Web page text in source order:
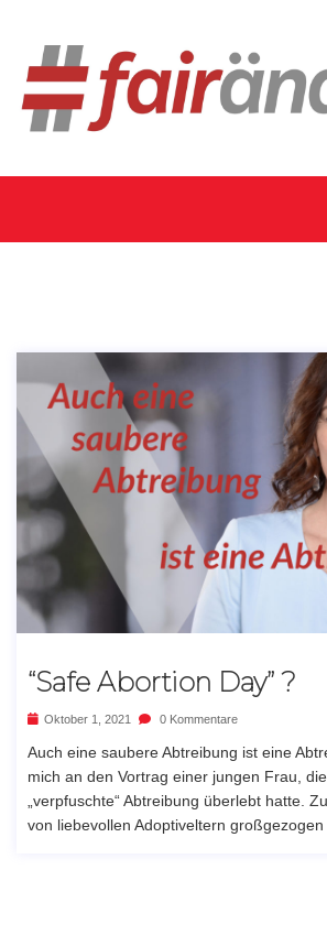
“Safe Abortion Day” ?
Oktober 1, 2021 0 Kommentare
Auch eine saubere Abtreibung ist eine
mich an den Vortrag einer jungen Frau,
„verpfuschte“ Abtreibung überlebt hatte.
von liebevollen Adoptiveltern